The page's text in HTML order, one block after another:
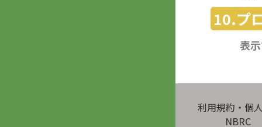
10.プ
表
利用規約・個
NBRC